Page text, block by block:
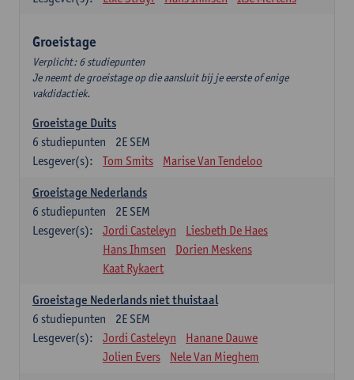
Groeistage
Verplicht: 6 studiepunten
Je neemt de groeistage op die aansluit bij je eerste of enige
vakdidactiek.
Groeistage Duits
2E SEM
6 studiepunten
Lesgever(s):
Tom Smits Marise Van Tendeloo
Groeistage Nederlands
2E SEM
6 studiepunten
Lesgever(s):
Jordi Casteleyn
Liesbeth De Haes
Hans Ihmsen
Dorien Meskens
Kaat Rykaert
Groeistage Nederlands niet thuistaal
2E SEM
6 studiepunten
Lesgever(s):
Jordi Casteleyn
Hanane Dauwe
Jolien Evers
Nele Van Mieghem